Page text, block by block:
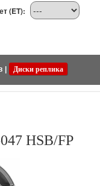
(ET):
Диски реплика
HSB/FP